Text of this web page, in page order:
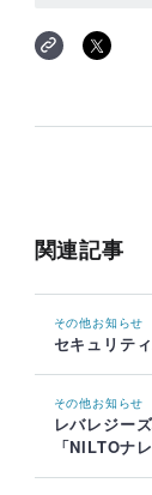
関連記事
その他お知らせ
セキュリテ
その他お知らせ
レバレジー
「NILTOナ